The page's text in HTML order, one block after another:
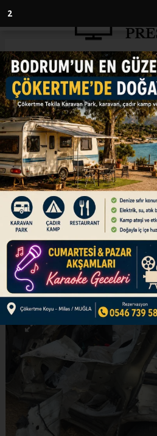
1
Anasayfa ENGLISH
Israeli army fires
in southern
ceasefire
ENGLISH
24.06.2026 - 16:21,
Israeli troops open fire on
al-Fawqa and drone drops
nearby town